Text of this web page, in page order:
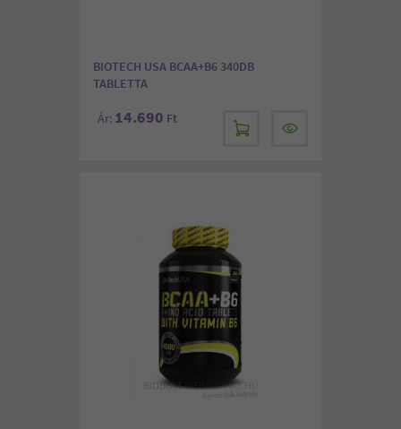
BIOTECH USA BCAA+B6 340DB
TABLETTA
Ár: 14.690 Ft